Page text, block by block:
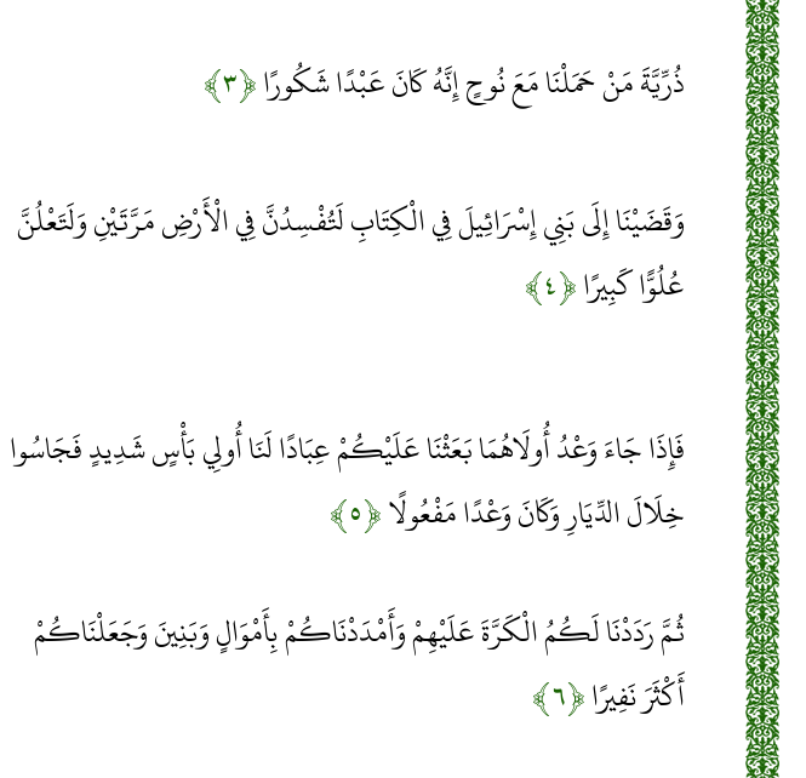
ذُرِّيَّةَ مَنْ حَمَلْنَا مَعَ نُوحٍ إِنَّهُ كَانَ عَبْدًا شَكُورًا﴿۳﴾
وَقَضَيْنَا إِلَى بَنِي إِسْرَائِيلَ فِي الْكِتَابِ لَتُفْسِدُنَّ فِي الْأَرْضِ مَرَّتَيْنِ وَلَتَعْلُنَّ
عُلُوًّا كَبِيرًا﴿۴﴾
فَإِذَا جَاءَ وَعْدُ أُولَاهُمَا بَعَثْنَا عَلَيْكُمْ عِبَادًا لَنَا أُولِي بَأْسٍ شَدِيدٍ فَجَاسُوا
خِلَالَ الدِّيَارِ وَكَانَ وَعْدًا مَفْعُولًا﴿۵﴾
ثُمَّ رَدَدْنَا لَكُمُ الْكَرَّةَ عَلَيْهِمْ وَأَمْدَدْنَاكُمْ بِأَمْوَالٍ وَبَنِينَ وَجَعَلْنَاكُمْ
أَكْثَرَ نَفِيرًا﴿۶﴾